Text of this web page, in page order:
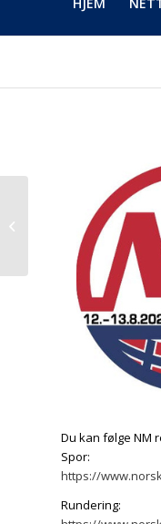
Du kan følge NM
Spor:
https://
Rundering:
2022 – Høstkurs-
Instruktører